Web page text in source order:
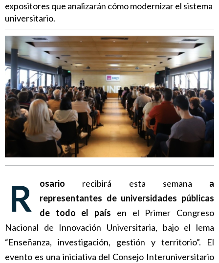
expositores que analizarán cómo modernizar el sistema
universitario.
Rosario recibirá esta semana a
representantes de universidades públicas
de todo el país en el Primer Congreso
Nacional de Innovación Universitaria, bajo el lema
“Enseñanza, investigación, gestión y territorio”. El
evento es una iniciativa del Consejo Interuniversitario